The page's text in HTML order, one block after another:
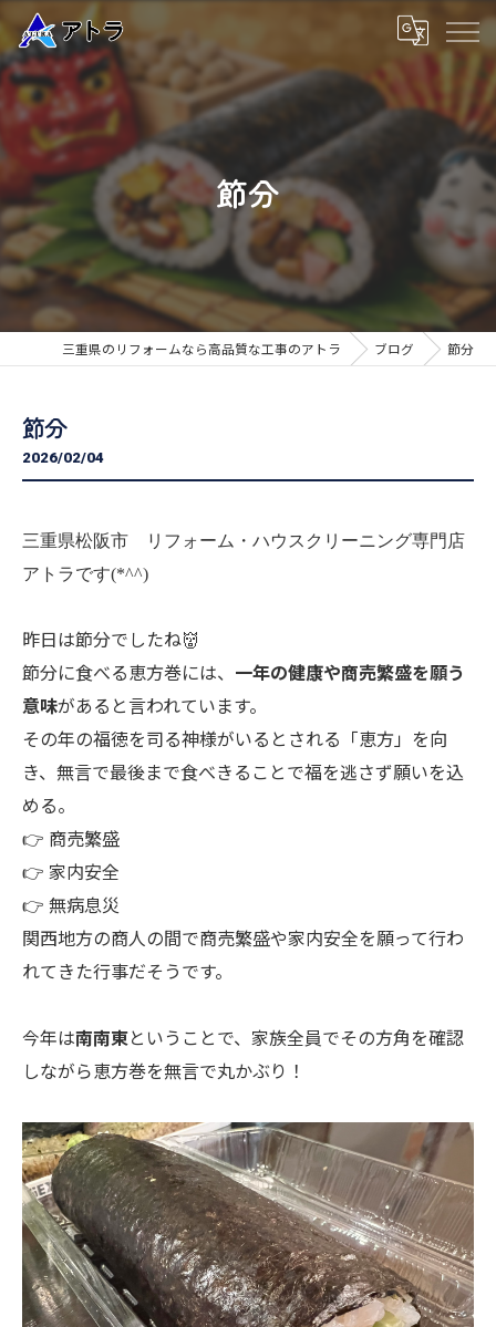
節分
三重県のリフォームなら高品質な工事のアトラ ブログ 節分
節分
2026/02/04
三重県松阪市 リフォーム・ハウスクリーニング専門店
アトラです(*^^)
昨日は節分でしたね👹
節分に食べる恵方巻には、 一年の健康や商売繁盛を願う
意味があると言われています。
その年の福徳を司る神様がいるとされる「恵方」を向
き、無言で最後まで食べきることで福を逃さず願いを込
める。
👉 商売繁盛
👉 家内安全
👉 無病息災
関西地方の商人の間で商売繁盛や家内安全を願って行わ
れてきた行事だそうです。
今年は南南東ということで、家族全員でその方角を確認
しながら恵方巻を無言で丸かぶり！